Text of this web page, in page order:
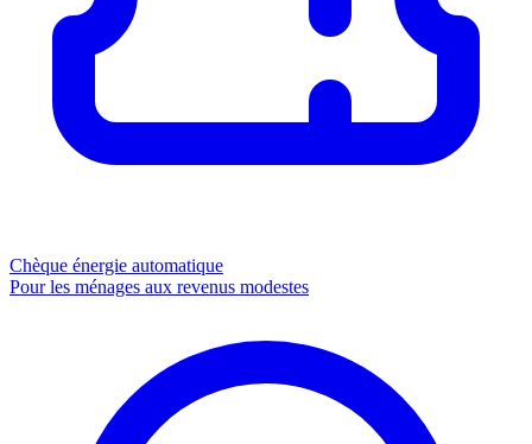
Chèque énergie automatique
Pour les ménages aux revenus modestes